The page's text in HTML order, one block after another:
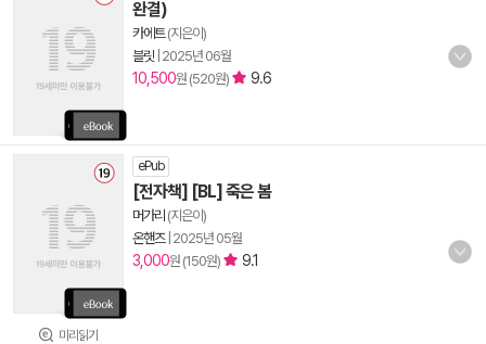
완결)
카에트(지은이)
블릿 2025년 06월
10,500원 (520원) 9.6
미리읽기
ePub
[전자책] [BL] 죽은 봄
머가리 (지은이)
온핸즈| 2025년 05월
3,000원 (150원) 9.1